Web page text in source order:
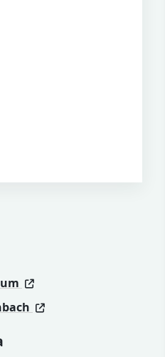
in neuem Fenster)
in neuem Fenster)
neuem Fenster)
neuem Fenster)
(öffnet in neuem
(öffnet in neuem
(öffnet in neuem
(öffnet in neuem